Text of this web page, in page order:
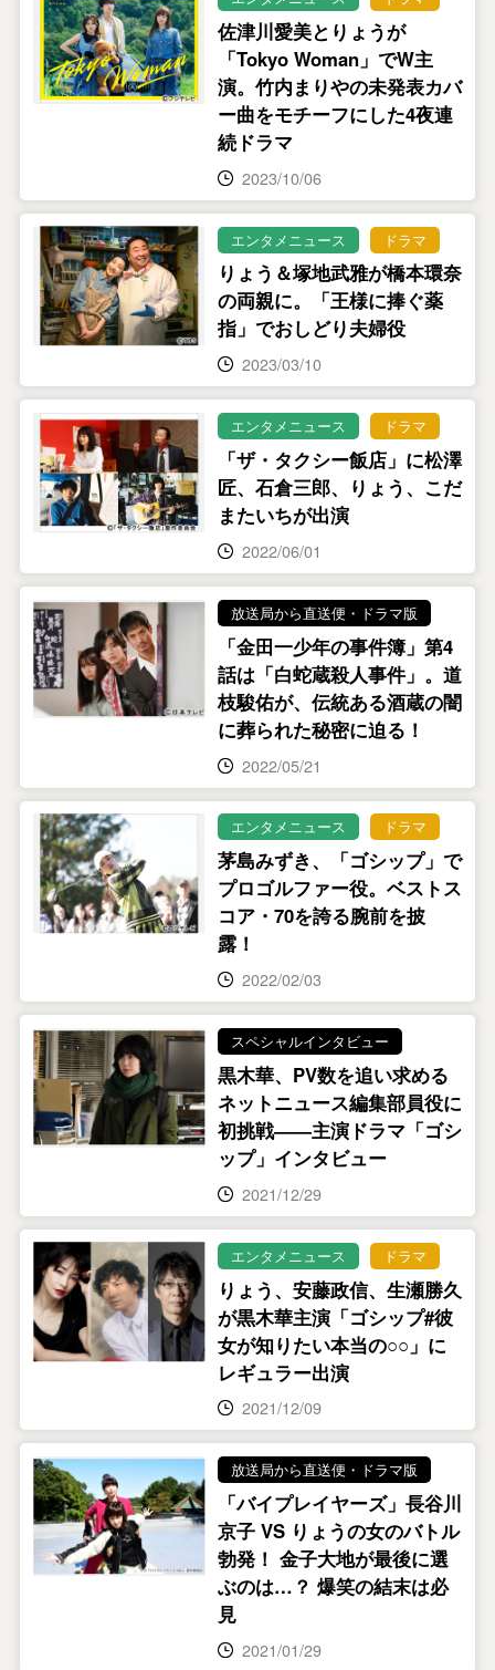
佐津川愛美とりょうが
「Tokyo Woman」でW主
演。竹内まりやの未発表カバ
ー曲をモチーフにした4夜連
続ドラマ
2023/10/06
エンタメニュース ドラマ
りょう＆塚地武雅が橋本環奈
の両親に。「王様に捧ぐ薬
指」でおしどり夫婦役
2023/03/10
エンタメニュース ドラマ
「ザ・タクシー飯店」に松澤
匠、石倉三郎、りょう、こだ
またいちが出演
2022/06/01
放送局から直送便・ドラマ版
「金田一少年の事件簿」第4
話は「白蛇蔵殺人事件」。道
枝駿佑が、伝統ある酒蔵の闇
に葬られた秘密に迫る！
2022/05/21
エンタメニュース ドラマ
茅島みずき、「ゴシップ」で
プロゴルファー役。ベストス
コア・70を誇る腕前を披
露！
2022/02/03
スペシャルインタビュー
黒木華、PV数を追い求める
ネットニュース編集部員役に
初挑戦――主演ドラマ「ゴシ
ップ」インタビュー
2021/12/29
エンタメニュース ドラマ
りょう、安藤政信、生瀬勝久
が黒木華主演「ゴシップ#彼
女が知りたい本当の○○」に
レギュラー出演
2021/12/09
放送局から直送便・ドラマ版
「バイプレイヤーズ」長谷川
京子 VS りょうの女のバトル
勃発！ 金子大地が最後に選
ぶのは…？ 爆笑の結末は必
見
2021/01/29